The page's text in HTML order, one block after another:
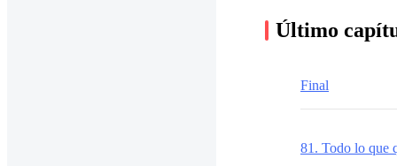
Último
Final
81. Todo lo que